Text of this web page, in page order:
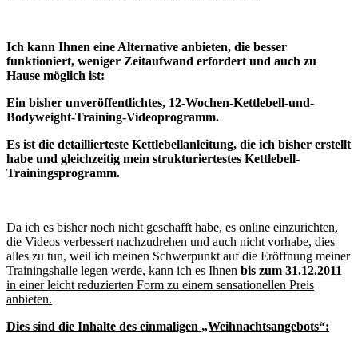
Ich kann Ihnen eine Alternative anbieten, die besser
funktioniert, weniger Zeitaufwand erfordert und auch zu
Hause möglich ist:
Ein bisher unveröffentlichtes, 12-Wochen-Kettlebell-und-
Bodyweight-Training-Videoprogramm.
Es ist die detaillierteste Kettlebellanleitung, die ich bisher erstellt
habe und gleichzeitig mein strukturiertestes Kettlebell-
Trainingsprogramm.
Da ich es bisher noch nicht geschafft habe, es online einzurichten,
die Videos verbessert nachzudrehen und auch nicht vorhabe, dies
alles zu tun, weil ich meinen Schwerpunkt auf die Eröffnung meiner
Trainingshalle legen werde, kann ich es Ihnen bis zum 31.12.2011
in einer leicht reduzierten Form zu einem sensationellen Preis
anbieten.
Dies sind die Inhalte des einmaligen „Weihnachtsangebots“: